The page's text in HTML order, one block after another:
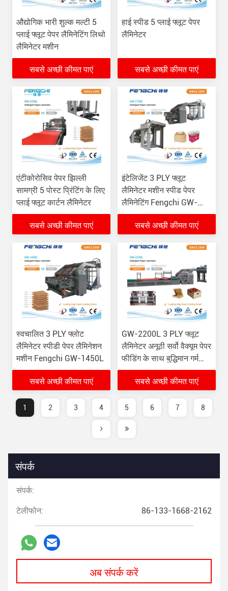
औद्योगिक भारी शुल्क मल्टी 5
प्लाई फ्लूट पेपर लैमिनेटिंग लिथो
लैमिनेटर मशीन
सबसे अच्छी कीमत पाएं
हाई स्पीड 5 प्लाई फ्लूट पेपर
लैमिनेटर
सबसे अच्छी कीमत पाएं
एंटीकोरोसिव पेपर झिल्ली
सामग्री 5 पोस्ट प्रिंटिंग के लिए
प्लाई फ्लूट कार्टन लैमिनेटर
सबसे अच्छी कीमत पाएं
इंटेलिजेंट 3 PLY फ्लूट
लैमिनेटर मशीन स्पीड पेपर
लैमिनेटिंग Fengchi GW-
1700L
सबसे अच्छी कीमत पाएं
स्वचालित 3 PLY फ्लोट
लैमिनेटर स्पीडी पेपर लैमिनेशन
मशीन Fengchi GW-1450L
सबसे अच्छी कीमत पाएं
GW-2200L 3 PLY फ्लूट
लैमिनेटर अनूठी सर्वो वैक्यूम पेपर
फीडिंग के साथ बुद्धिमान गर्म
लैमिनेटिंग मशीन
सबसे अच्छी कीमत पाएं
1 2 3 4 5 6 7 8
संपर्क
संपर्क:
टेलीफोन: 86-133-1668-2162
अब संपर्क करें